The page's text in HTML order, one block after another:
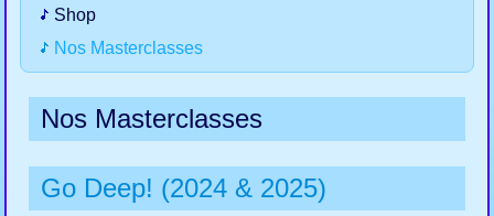
Shop
Nos Masterclasses
Nos Masterclasses
Go Deep! (2024 & 2025)